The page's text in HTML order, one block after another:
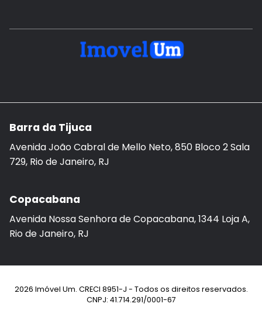
Barra da Tijuca
Avenida João Cabral de Mello Neto, 850 Bloco 2 Sala
729, Rio de Janeiro, RJ
Copacabana
Avenida Nossa Senhora de Copacabana, 1344 Loja A,
Rio de Janeiro, RJ
2026 Imóvel Um. CRECI 8951-J - Todos os direitos reservados.
CNPJ: 41.714.291/0001-67